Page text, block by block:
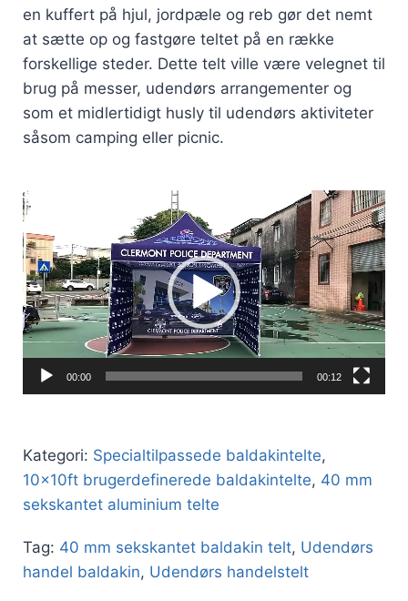
en kuffert på hjul, jordpæle og reb gør det nemt
at sætte op og fastgøre teltet på en række
forskellige steder. Dette telt ville være velegnet til
brug på messer, udendørs arrangementer og
som et midlertidigt husly til udendørs aktiviteter
såsom camping eller picnic.
Videoafspiller
00:00 00:12
Kategori: Specialtilpassede baldakintelte,
10x10ft brugerdefinerede baldakintelte, 40 mm
sekskantet aluminium telte
Tag: 40 mm sekskantet baldakin telt, Udendørs
handel baldakin, Udendørs handelstelt